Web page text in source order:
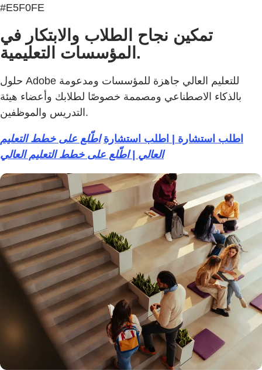
#E5F0FE
تمكين نجاح الطلاب والابتكار في
المؤسسات التعليمية.
حلول Adobe للتعليم العالي جاهزة للمؤسسات ومدعومة
بالذكاء الاصطناعي ومصممة خصوصًا لطلابك وأعضاء هيئة
التدريس والموظفين.
اطلب استشارة | اطلب استشارة اطّلع على خطط التعليم
العالي | اطّلع على خطط التعليم العالي